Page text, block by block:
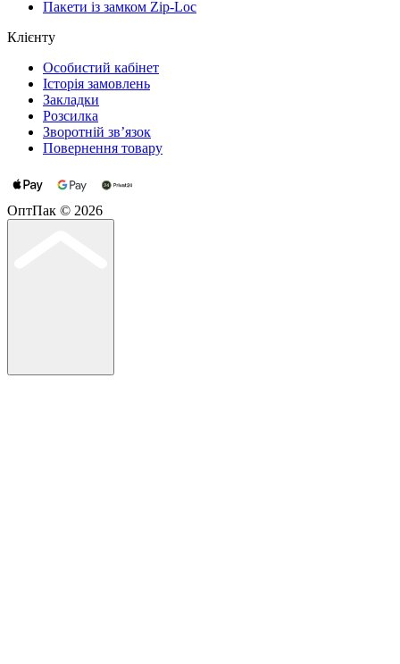
Пакети із замком Zip-Loc
Клієнту
Особистий кабінет
Історія замовлень
Закладки
Розсилка
Зворотній зв’язок
Повернення товару
ОптПак © 2026